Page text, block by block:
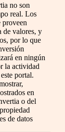
no son
real. Los
proveen
de valores, y
por lo que
en ningún
la actividad
portal.
en
o del
de datos